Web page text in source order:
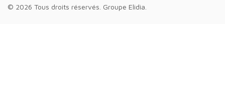
© 2026 Tous droits réservés. Groupe Elidia